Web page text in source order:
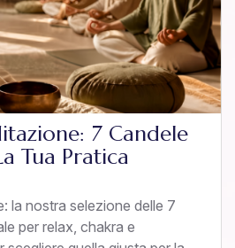
7 Candele
Tua Pratica
la nostra selezione delle 7
per relax, chakra e